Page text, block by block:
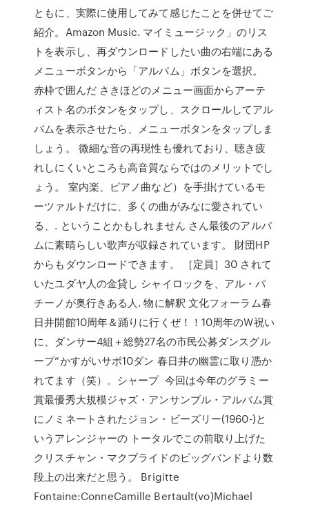
ともに、実際に使用してみて感じたことを併せてご
紹介。Amazon Music. マイミュージック」のリス
トを表示し、再ダウンロードしたい曲の右端にある
メニューボタンから「アルバム」ボタンを選択。
赤枠で囲んだ さきほどのメニュー画面からアーテ
ィスト名のボタンをタップし、スクロールしてアル
バムを表示させたら、メニューボタンをタップしま
しょう。 微細な音の再現性も優れており、聴き疲
れしにくいところも高音質ならではのメリットでし
ょう。 室内楽、ピアノ曲など）を手掛けているモ
ーツァルトだけに、多くの曲がみなに愛されてい
る、. ということかもしれません さん最後のアルバ
ムに素晴らしい歌声が収録されています。 財団HP
からもダウンロードできます。 ［定員］30 されて
いたユダヤ人の金貸し シャイロックを、アル・パ
チーノが奥行きある人. 物に解釈 文化フォーラム春
日井開館10周年＆踊りに行くぜ！！10周年のW祝い
に、ダンサー4組＋総勢27名の市民公募ダンスグル
ープ“かすがいサボ10ダン 春日井の幽霊に取り憑か
れてます（笑）。シャープ 今回は今年のグラミー
賞最優秀大規模ジャズ・アンサンブル・アルバム賞
にノミネートされたジョン・ビーズリー(1960-)と
いうアレンジャーの トータルでこの前取り上げた
クリスチャン・マクブライドのビッグバンドより数
段上の出来だと思う。 Brigitte
Fontaine:ConneCamille Bertault(vo)Michael